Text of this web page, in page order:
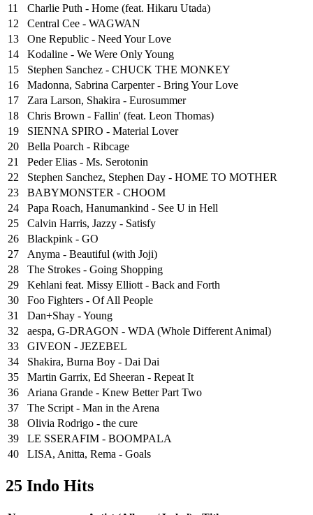
11
Charlie Puth - Home (feat. Hikaru Utada)
12
Central Cee - WAGWAN
13
One Republic - Need Your Love
14
Kodaline - We Were Only Young
15
Stephen Sanchez - CHUCK THE MONKEY
16
Madonna, Sabrina Carpenter - Bring Your Love
17
Zara Larson, Shakira - Eurosummer
18
Chris Brown - Fallin' (feat. Leon Thomas)
19
SIENNA SPIRO - Material Lover
20
Bella Poarch - Ribcage
21
Peder Elias - Ms. Serotonin
22
Stephen Sanchez, Stephen Day - HOME TO MOTHER
23
BABYMONSTER - CHOOM
24
Papa Roach, Hanumankind - See U in Hell
25
⁠Calvin Harris, Jazzy - Satisfy
26
Blackpink - GO
27
Anyma - Beautiful (with Joji)
28
The Strokes - Going Shopping
29
Kehlani feat. Missy Elliott - Back and Forth
30
Foo Fighters - Of All People
31
Dan+Shay - Young
32
aespa, G-DRAGON - WDA (Whole Different Animal)
33
GIVEON - JEZEBEL
34
Shakira, Burna Boy - Dai Dai
35
Martin Garrix, Ed Sheeran - Repeat It
36
Ariana Grande - Knew Better Part Two
37
The Script - Man in the Arena
38
Olivia Rodrigo - the cure
39
LE SSERAFIM - BOOMPALA
40
LISA, Anitta, Rema - Goals
25 Indo Hits